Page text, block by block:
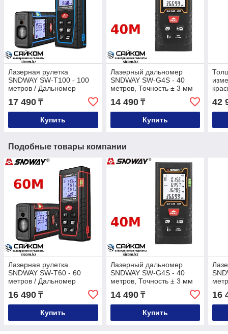
Лазерная рулетка
SNDWAY SW-T100 - 100
метров / Дальномер
17 490 ₸
Купить
Лазерный дальномер
SNDWAY SW-G4S - 40
метров, Точность ± 3 мм
14 490₸
Купить
42
Подобные товары компании
Лазерная рулетка
SNDWAY SW-T60 - 60
метров / Дальномер
16 490 ₸
Купить
Лазерный дальномер
SNDWAY SW-G4S - 40
метров, Точность ± 3 мм
14 490₸
Купить
16